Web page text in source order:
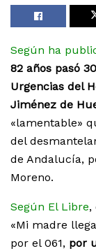
Según ha
82 años pasó
Urgencias del
Jiménez de
«lamentable»
del
de Andalucía,
Moreno.
Según El Libre,
«Mi madre
por el 061, por